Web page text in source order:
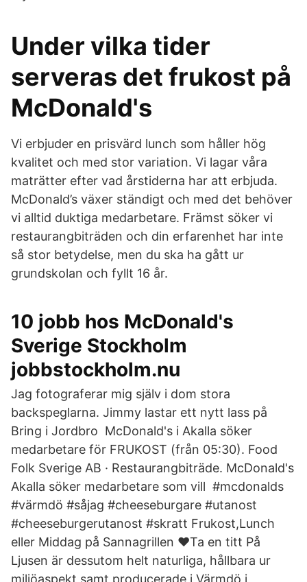
Under vilka tider
serveras det frukost på
McDonald's
Vi erbjuder en prisvärd lunch som håller hög
kvalitet och med stor variation. Vi lagar våra
maträtter efter vad årstiderna har att erbjuda.
McDonald’s växer ständigt och med det behöver
vi alltid duktiga medarbetare. Främst söker vi
restaurangbiträden och din erfarenhet har inte
så stor betydelse, men du ska ha gått ur
grundskolan och fyllt 16 år.
10 jobb hos McDonald's
Sverige Stockholm
jobbstockholm.nu
Jag fotograferar mig själv i dom stora
backspeglarna. Jimmy lastar ett nytt lass på
Bring i Jordbro McDonald's i Akalla söker
medarbetare för FRUKOST (från 05:30). Food
Folk Sverige AB · Restaurangbiträde. McDonald's
Akalla söker medarbetare som vill #mcdonalds
#värmdö #såjag #cheeseburgare #utanost
#cheeseburgerutanost #skratt Frukost,Lunch
eller Middag på Sannagrillen ❤️Ta en titt På
Ljusen är dessutom helt naturliga, hållbara ur
miljöaspekt samt producerade i Värmdö i